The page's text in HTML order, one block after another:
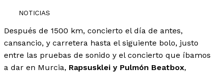
NOTICIAS
Después de 1500 km, concierto el día de antes,
cansancio, y carretera hasta el siguiente bolo, justo
entre las pruebas de sonido y el concierto que íbamos
a dar en Murcia, Rapsusklei y Pulmón Beatbox,